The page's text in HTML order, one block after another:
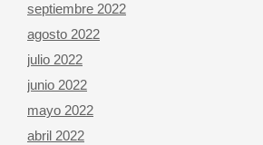
septiembre 2022
agosto 2022
julio 2022
junio 2022
mayo 2022
abril 2022